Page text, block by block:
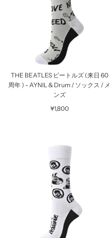
THE BEATLES ビートルズ (来日 60
周年 ) - AYNIL & Drum / ソックス / メ
ンズ
¥1,800